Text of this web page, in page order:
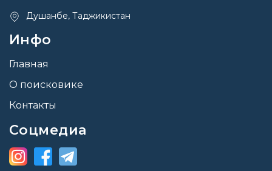
Душанбе, Таджикистан
Инфо
Главная
О поисковике
Контакты
Соцмедиа